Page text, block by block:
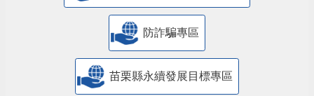
防詐騙專區
苗栗縣永續發展目標專區